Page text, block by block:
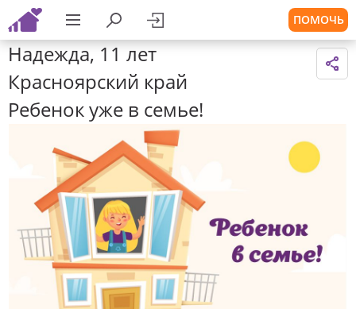
ПОМОЧЬ
Надежда, 11 лет
Красноярский край
Ребенок уже в семье!